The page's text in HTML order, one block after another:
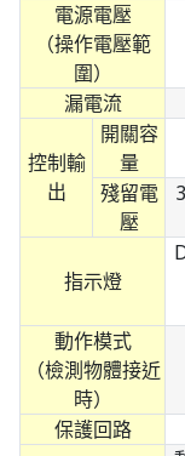
電源電壓
（操作電壓範
圍）
漏電流
控制輸
出
開關容
量
殘留電
壓
指示燈
動作模式
（檢測物體接近
時）
保護回路